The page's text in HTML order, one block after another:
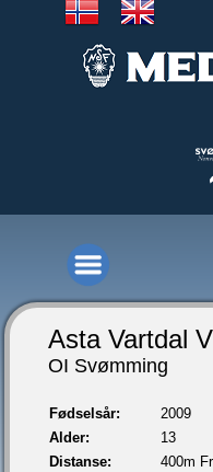
Asta Vartdal
OI Svømming
Fødselsår:
2009
Alder:
13
Distanse:
400m